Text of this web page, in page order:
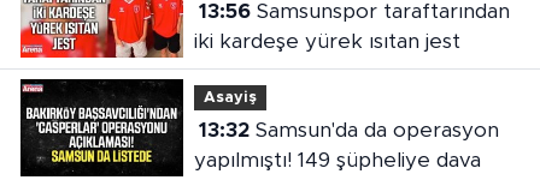
13:56Samsunspor taraftarından
iki kardeşe yürek ısıtan jest
Asayiş
13:32Samsun'da da operasyon
yapılmıştı! 149 şüpheliye dava